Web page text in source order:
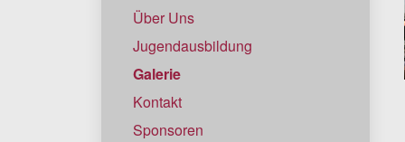
Über Uns
Jugendausbildung
Galerie
Kontakt
Sponsoren